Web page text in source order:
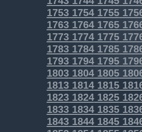
175317541755
176317641765
177317741775
178317841785
179317941795
180318041805
181318141815
182318241825
183318341835
184318441845